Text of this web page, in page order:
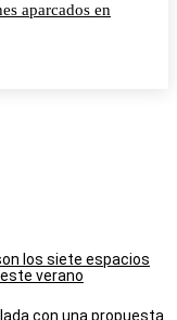
aparcados en
los siete espacios
verano
con una propuesta